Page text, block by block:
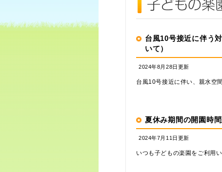
台風10号接近に伴う
いて）
2024年8月28日更新
台風10号接近に伴い、親水空
夏休み期間の開園時
2024年7月11日更新
いつも子どもの楽園をご利用